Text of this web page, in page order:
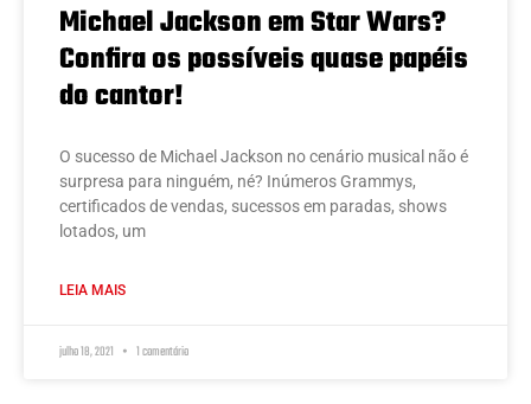
Michael Jackson em Star Wars?
Confira os possíveis quase papéis
do cantor!
O sucesso de Michael Jackson no cenário musical não é
surpresa para ninguém, né? Inúmeros Grammys,
certificados de vendas, sucessos em paradas, shows
lotados, um
LEIA MAIS
julho 18, 2021 1 comentário